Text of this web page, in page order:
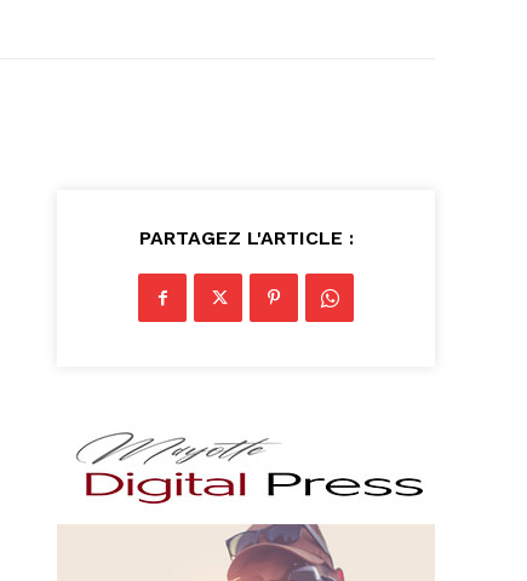
PARTAGEZ L'ARTICLE :